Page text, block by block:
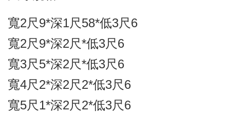
寬2尺9*深1尺58*低3尺6
寬2尺9*深2尺*低3尺6
寬3尺5*深2尺*低3尺6
寬4尺2*深2尺2*低3尺6
寬5尺1*深2尺2*低3尺6